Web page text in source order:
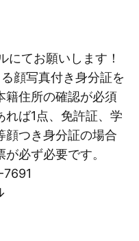
にてお願いします！
顔写真付き身分証を
籍住所の確認が必須
れば1点、免許証、学
顔つき身分証の場合
必ず必要です。